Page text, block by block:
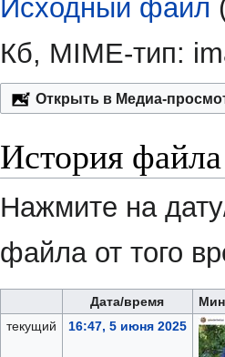
Исходный файл
Кб, MIME-тип:
Открыть в Медиа-
История файла
Нажмите на
файла от того
Дата/время
текущий
16:47, 5 июня 2025